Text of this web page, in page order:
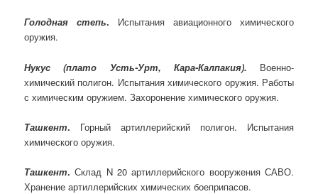
Голодная степь. Испытания авиационного химического
оружия.
Нукус (плато Усть-Урт, Кара-Калпакия).
Военно-
химический полигон. Испытания химического оружия. Работы
с химическим оружием. Захоронение химического оружия.
Ташкент. Горный артиллерийский полигон. Испытания
химического оружия.
Ташкент. Склад N 20 артиллерийского вооружения САВО.
Хранение артиллерийских химических боеприпасов.